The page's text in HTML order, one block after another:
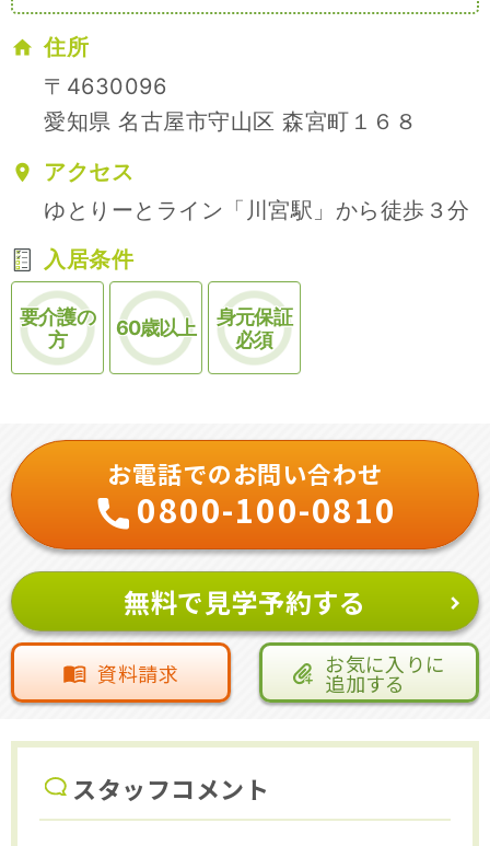
住所
〒4630096
愛知県 名古屋市守山区 森宮町１６８
アクセス
ゆとりーとライン「川宮駅」から徒歩３分
入居条件
要介護の
方
60歳以上
身元保証
必須
お電話でのお問い合わせ
0800-100-0810
無料で見学予約する
資料請求 お気に入りに
追加する
スタッフコメント